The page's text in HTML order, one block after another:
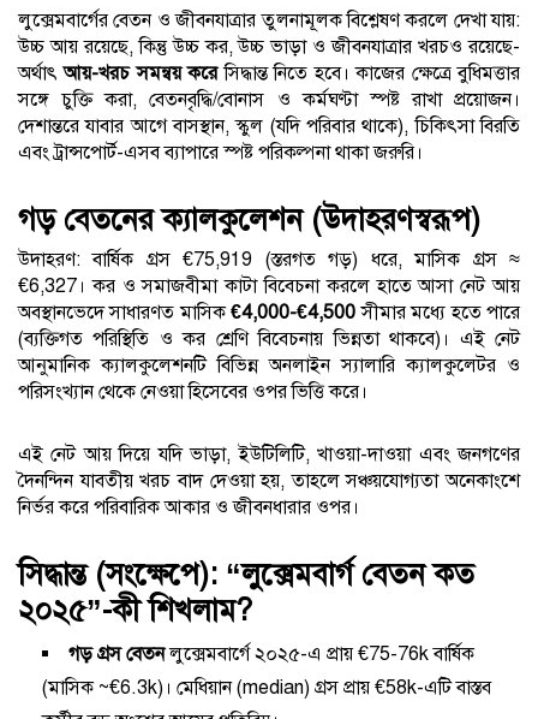
লুক্সেমবার্গের বেতন ও জীবনযাত্রার তুলনামূলক বিশ্লেষণ করলে দেখা যায়:
উচ্চ আয় রয়েছে, কিন্তু উচ্চ কর, উচ্চ ভাড়া ও জীবনযাত্রার খরচও রয়েছে-
অর্থাৎআয়-খরচ সমন্বয় করেসিদ্ধান্ত নিতে হবে। কাজের ক্ষেত্রে বুধিমত্তার
সঙ্গে চুক্তি করা, বেতনবৃদ্ধি/বোনাস ও কর্মঘণ্টা স্পষ্ট রাখা প্রয়োজন।
দেশান্তরে যাবার আগে বাসস্থান, স্কুল (যদি পরিবার থাকে), চিকিৎসা বিরতি
এবং ট্রান্সপোর্ট-এসব ব্যাপারে স্পষ্ট পরিকল্পনা থাকা জরুরি।
গড় বেতনের ক্যালকুলেশন (উদাহরণস্বরূপ)
উদাহরণ: বার্ষিক গ্রস €75,919 (স্তরগত গড়) ধরে, মাসিক গ্রস ≈
€6,327। কর ও সমাজবীমা কাটা বিবেচনা করলে হাতে আসা নেট আয়
অবস্থানভেদে সাধারণত মাসিক€4,000-€4,500 সীমার মধ্যে হতে পারে
(ব্যক্তিগত পরিস্থিতি ও কর শ্রেণি বিবেচনায় ভিন্নতা থাকবে)। এই নেট
আনুমানিক ক্যালকুলেশনটি বিভিন্ন অনলাইন স্যালারি ক্যালকুলেটর ও
পরিসংখ্যান থেকে নেওয়া হিসেবের ওপর ভিত্তি করে।
এই নেট আয় দিয়ে যদি ভাড়া, ইউটিলিটি, খাওয়া-দাওয়া এবং জনগণের
দৈনন্দিন যাবতীয় খরচ বাদ দেওয়া হয়, তাহলে সঞ্চয়যোগ্যতা অনেকাংশে
নির্ভর করে পরিবারিক আকার ও জীবনধারার ওপর।
সিদ্ধান্ত (সংক্ষেপে): “লুক্সেমবার্গ বেতন কত
২০২৫”-কী শিখলাম?
গড় গ্রস বেতনলুক্সেমবার্গে ২০২৫-এ প্রায় €75-76k বার্ষিক
(মাসিক ~€6.3k)। মেধিয়ান (median) গ্রস প্রায় €58k-এটি বাস্তব